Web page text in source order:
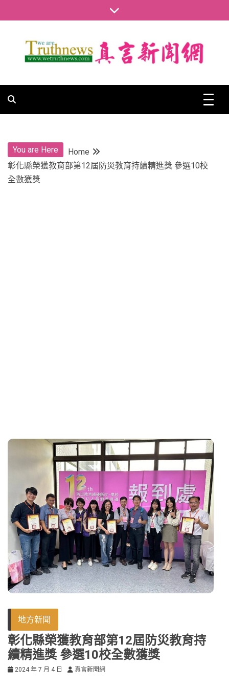
to
真言新聞網
You are Here
Home
彰化縣榮獲教育部第12屆防災教育持續精進獎 參選10校
全數獲獎
地方新聞
彰化縣榮獲教育部第12屆防災教育持
續精進獎 參選10校全數獲獎
2024 年 7 月 4 日 真言新聞網